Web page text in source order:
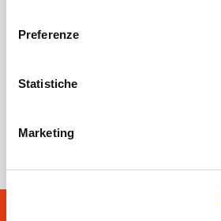
Preferenze
Statistiche
Marketing